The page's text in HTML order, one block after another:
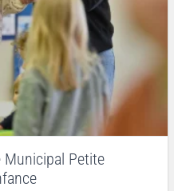
Municipal Petite